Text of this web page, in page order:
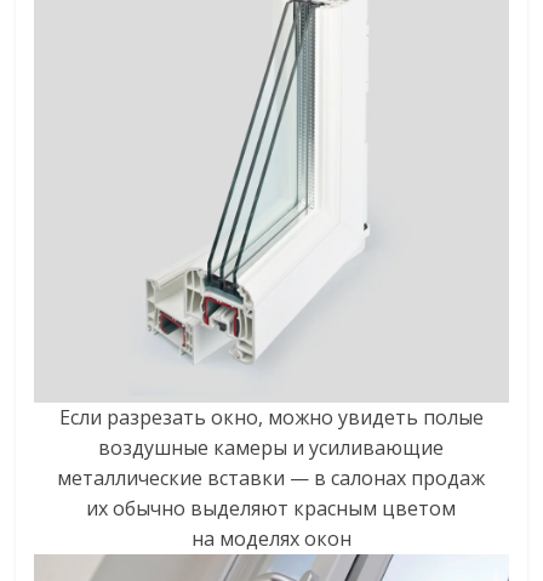
Если разрезать окно, можно увидеть полые
воздушные камеры и усиливающие
металлические вставки — в салонах продаж
их обычно выделяют красным цветом
на моделях окон